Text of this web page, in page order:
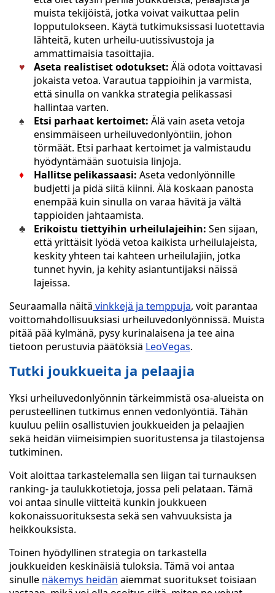
muista tekijöistä, jotka voivat vaikuttaa pelin
lopputulokseen. Käytä tutkimuksissasi luotettavia
lähteitä, kuten urheilu-uutissivustoja ja
ammattimaisia tasoittajia.
Aseta realistiset odotukset: Älä odota voittavasi
jokaista vetoa. Varautua tappioihin ja varmista,
että sinulla on vankka strategia pelikassasi
hallintaa varten.
Etsi parhaat kertoimet: Älä vain aseta vetoja
ensimmäiseen urheiluvedonlyöntiin, johon
törmäät. Etsi parhaat kertoimet ja valmistaudu
hyödyntämään suotuisia linjoja.
Hallitse pelikassaasi: Aseta vedonlyönnille
budjetti ja pidä siitä kiinni. Älä koskaan panosta
enempää kuin sinulla on varaa hävitä ja vältä
tappioiden jahtaamista.
Erikoistu tiettyihin urheilulajeihin: Sen sijaan,
että yrittäisit lyödä vetoa kaikista urheilulajeista,
keskity yhteen tai kahteen urheilulajiin, jotka
tunnet hyvin, ja kehity asiantuntijaksi näissä
lajeissa.
Seuraamalla näitä vinkkejä ja temppuja, voit parantaa
voittomahdollisuuksiasi urheiluvedonlyönnissä. Muista
pitää pää kylmänä, pysy kurinalaisena ja tee aina
tietoon perustuvia päätöksiä LeoVegas.
Tutki joukkueita ja pelaajia
Yksi urheiluvedonlyönnin tärkeimmistä osa-alueista on
perusteellinen tutkimus ennen vedonlyöntiä. Tähän
kuuluu peliin osallistuvien joukkueiden ja pelaajien
sekä heidän viimeisimpien suoritustensa ja tilastojensa
tutkiminen.
Voit aloittaa tarkastelemalla sen liigan tai turnauksen
ranking- ja taulukkotietoja, jossa peli pelataan. Tämä
voi antaa sinulle viitteitä kunkin joukkueen
kokonaissuorituksesta sekä sen vahvuuksista ja
heikkouksista.
Toinen hyödyllinen strategia on tarkastella
joukkueiden keskinäisiä tuloksia. Tämä voi antaa
sinulle näkemys heidän aiemmat suoritukset toisiaan